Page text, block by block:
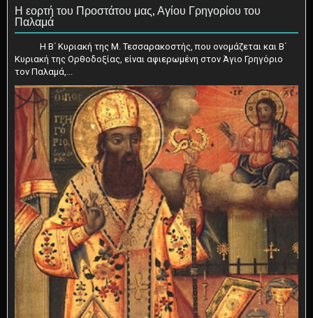
Η εορτή του Προστάτου μας, Αγίου Γρηγορίου του
Παλαμά
Η Β΄ Κυριακή της Μ. Τεσσαρακοστής, που ονομάζεται και Β΄
Κυριακή της Ορθοδοξίας, είναι αφιερωμένη στον Άγιο Γρηγόριο
τον Παλαμά,...